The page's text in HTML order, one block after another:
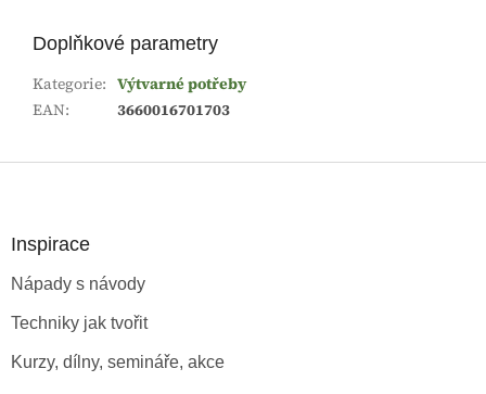
Doplňkové parametry
Kategorie: Výtvarné potřeby
EAN: 3660016701703
Inspirace
Nápady s návody
Techniky jak tvořit
Kurzy, dílny, semináře, akce